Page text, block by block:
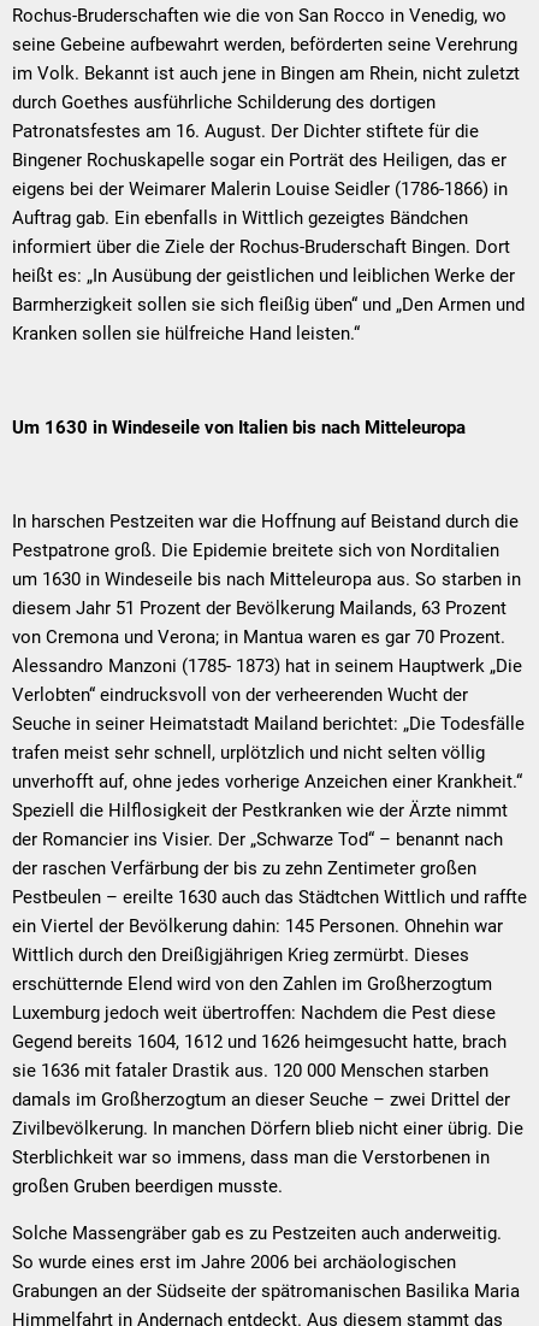
Rochus-Bruderschaften wie die von San Rocco in Venedig, wo
seine Gebeine aufbewahrt werden, beförderten seine Verehrung
im Volk. Bekannt ist auch jene in Bingen am Rhein, nicht zuletzt
durch Goethes ausführliche Schilderung des dortigen
Patronatsfestes am 16. August. Der Dichter stiftete für die
Bingener Rochuskapelle sogar ein Porträt des Heiligen, das er
eigens bei der Weimarer Malerin Louise Seidler (1786-1866) in
Auftrag gab. Ein ebenfalls in Wittlich gezeigtes Bändchen
informiert über die Ziele der Rochus-Bruderschaft Bingen. Dort
heißt es: „In Ausübung der geistlichen und leiblichen Werke der
Barmherzigkeit sollen sie sich fleißig üben“ und „Den Armen und
Kranken sollen sie hülfreiche Hand leisten.“
Um 1630 in Windeseile von Italien bis nach Mitteleuropa
In harschen Pestzeiten war die Hoffnung auf Beistand durch die
Pestpatrone groß. Die Epidemie breitete sich von Norditalien
um 1630 in Windeseile bis nach Mitteleuropa aus. So starben in
diesem Jahr 51 Prozent der Bevölkerung Mailands, 63 Prozent
von Cremona und Verona; in Mantua waren es gar 70 Prozent.
Alessandro Manzoni (1785- 1873) hat in seinem Hauptwerk „Die
Verlobten“ eindrucksvoll von der verheerenden Wucht der
Seuche in seiner Heimatstadt Mailand berichtet: „Die Todesfälle
trafen meist sehr schnell, urplötzlich und nicht selten völlig
unverhofft auf, ohne jedes vorherige Anzeichen einer Krankheit.“
Speziell die Hilflosigkeit der Pestkranken wie der Ärzte nimmt
der Romancier ins Visier. Der „Schwarze Tod“ – benannt nach
der raschen Verfärbung der bis zu zehn Zentimeter großen
Pestbeulen – ereilte 1630 auch das Städtchen Wittlich und raffte
ein Viertel der Bevölkerung dahin: 145 Personen. Ohnehin war
Wittlich durch den Dreißigjährigen Krieg zermürbt. Dieses
erschütternde Elend wird von den Zahlen im Großherzogtum
Luxemburg jedoch weit übertroffen: Nachdem die Pest diese
Gegend bereits 1604, 1612 und 1626 heimgesucht hatte, brach
sie 1636 mit fataler Drastik aus. 120 000 Menschen starben
damals im Großherzogtum an dieser Seuche – zwei Drittel der
Zivilbevölkerung. In manchen Dörfern blieb nicht einer übrig. Die
Sterblichkeit war so immens, dass man die Verstorbenen in
großen Gruben beerdigen musste.
Solche Massengräber gab es zu Pestzeiten auch anderweitig.
So wurde eines erst im Jahre 2006 bei archäologischen
Grabungen an der Südseite der spätromanischen Basilika Maria
Himmelfahrt in Andernach entdeckt. Aus diesem stammt das